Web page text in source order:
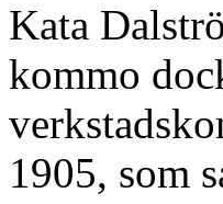
Kata
kommo
1905, som